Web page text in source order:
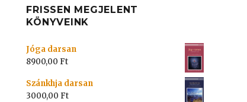
FRISSEN MEGJELENT
KÖNYVEINK
Jóga darsan
8900,00 Ft
Szánkhja darsan
3000,00 Ft